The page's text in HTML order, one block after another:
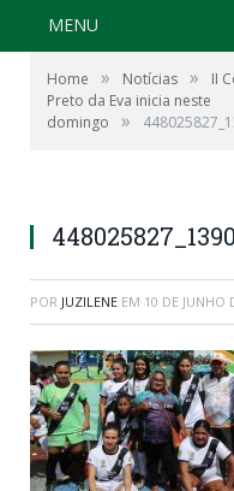
MENU
Home » Notícias »
II
Preto da Eva inicia neste
domingo
»
POR JUZILENE EM 10 DE JUNHO